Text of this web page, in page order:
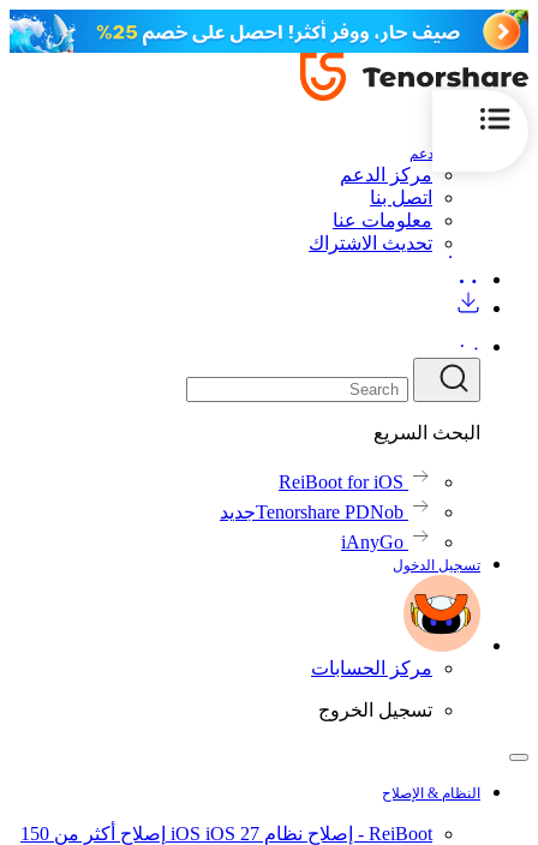
الدعم
مركز الدعم
اتصل بنا
معلومات عنا
تحديث الاشتراك
البحث السريع
ReiBoot for iOS
Tenorshare PDNobجديد
iAnyGo
تسجيل الدخول
مركز الحسابات
تسجيل الخروج
النظام & الإصلاح
ReiBoot - إصلاح نظام iOS iOS 27
إصلاح أكثر من 150